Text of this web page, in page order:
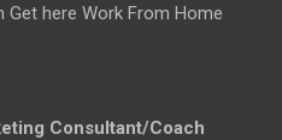
Get here Work From Home
Consultant/Coach